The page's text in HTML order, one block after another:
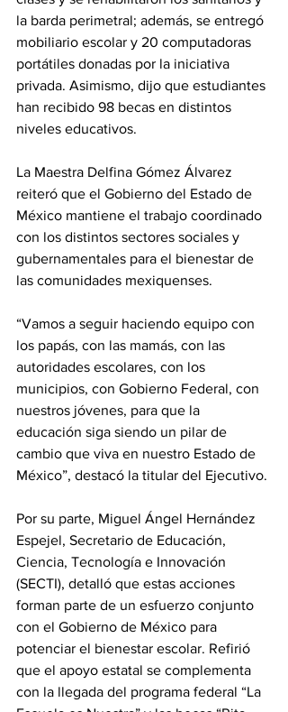
la barda perimetral; además, se entregó
mobiliario escolar y 20 computadoras
portátiles donadas por la iniciativa
privada. Asimismo, dijo que estudiantes
han recibido 98 becas en distintos
niveles educativos.
La Maestra Delfina Gómez Álvarez
reiteró que el Gobierno del Estado de
México mantiene el trabajo coordinado
con los distintos sectores sociales y
gubernamentales para el bienestar de
las comunidades mexiquenses.
“Vamos a seguir haciendo equipo con
los papás, con las mamás, con las
autoridades escolares, con los
municipios, con Gobierno Federal, con
nuestros jóvenes, para que la
educación siga siendo un pilar de
cambio que viva en nuestro Estado de
México”, destacó la titular del Ejecutivo.
Por su parte, Miguel Ángel Hernández
Espejel, Secretario de Educación,
Ciencia, Tecnología e Innovación
(SECTI), detalló que estas acciones
forman parte de un esfuerzo conjunto
con el Gobierno de México para
potenciar el bienestar escolar. Refirió
que el apoyo estatal se complementa
con la llegada del programa federal “La